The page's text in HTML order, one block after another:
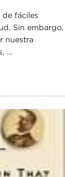
fáciles
Sin embargo,
nuestra
...